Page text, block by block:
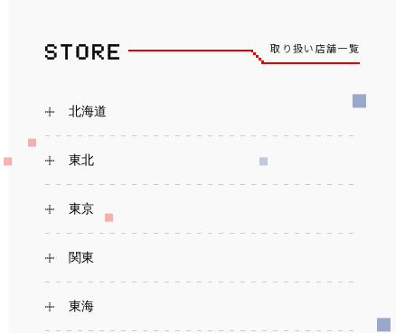
取り扱い店舗一覧
北海道
東北
東京
関東
東海